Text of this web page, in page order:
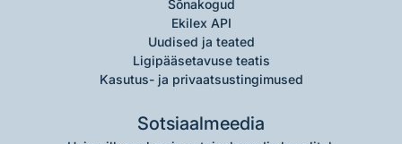
Sõnakogud
Ekilex API
Uudised ja teated
Ligipääsetavuse teatis
Kasutus- ja privaatsustingimused
Sotsiaalmeedia